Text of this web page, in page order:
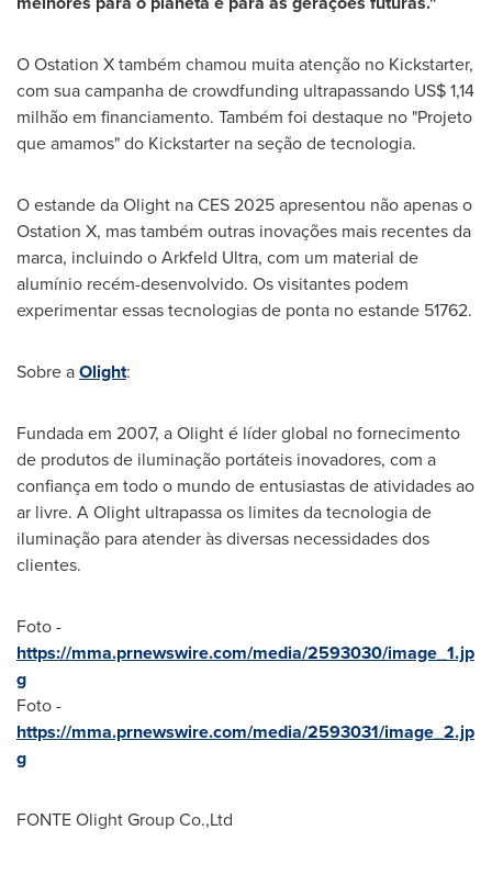
O Ostation X também chamou muita atenção no Kickstarter,
com sua campanha de crowdfunding ultrapassando US$ 1,14
milhão em financiamento. Também foi destaque no "Projeto
que amamos" do Kickstarter na seção de tecnologia.
O estande da Olight na CES 2025 apresentou não apenas o
Ostation X, mas também outras inovações mais recentes da
marca, incluindo o Arkfeld Ultra, com um material de
alumínio recém-desenvolvido. Os visitantes podem
experimentar essas tecnologias de ponta no estande 51762.
Sobre aOlight:
Fundada em 2007, a Olight é líder global no fornecimento
de produtos de iluminação portáteis inovadores, com a
confiança em todo o mundo de entusiastas de atividades ao
ar livre. A Olight ultrapassa os limites da tecnologia de
iluminação para atender às diversas necessidades dos
clientes.
Foto -
https://mma.prnewswire.com/media/2593030/image_1.jp
g
Foto -
https://mma.prnewswire.com/media/2593031/image_2.jp
g
FONTE Olight Group Co.,Ltd